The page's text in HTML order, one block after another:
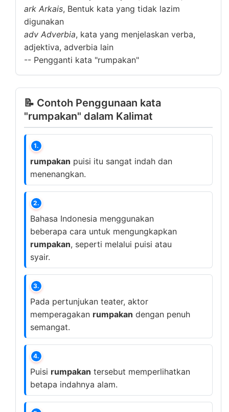
ark Arkais, Bentuk kata yang tidak lazim
digunakan
adv Adverbia, kata yang menjelaskan verba,
adjektiva, adverbia lain
-- Pengganti kata "rumpakan"
📝 Contoh Penggunaan kata
"rumpakan" dalam Kalimat
1.
rumpakan puisi itu sangat indah dan
menenangkan.
2.
Bahasa Indonesia menggunakan
beberapa cara untuk mengungkapkan
rumpakan, seperti melalui puisi atau
syair.
3.
Pada pertunjukan teater, aktor
memperagakan rumpakan dengan penuh
semangat.
4.
Puisi rumpakan tersebut memperlihatkan
betapa indahnya alam.